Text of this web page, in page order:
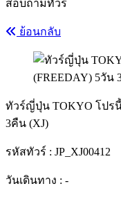
สอบถามทัวร์
ย้อนกลับ
ทัวร์ญี่ปุ่น TOKYO โปร
3คืน (XJ)
รหัสทัวร์ : JP_XJ00412
วันเดินทาง : -